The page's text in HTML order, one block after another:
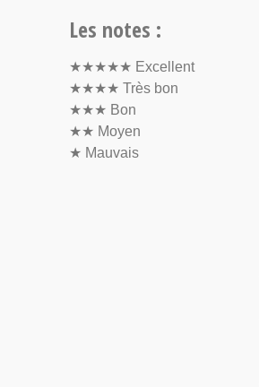
Les notes :
★★★★★ Excellent
★★★★ Très bon
★★★ Bon
★★ Moyen
★ Mauvais